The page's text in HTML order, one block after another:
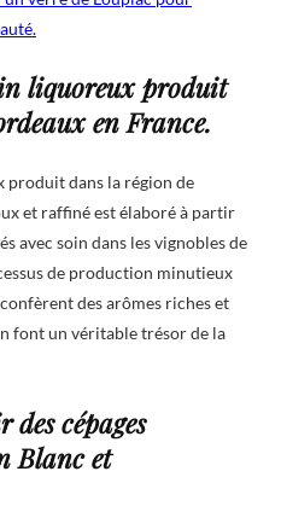
liquoreux produit
en France.
produit dans la région de
et raffiné est élaboré à partir
avec soin dans les vignobles de
de production minutieux
des arômes riches et
font un véritable trésor de la
cépages
Blanc et